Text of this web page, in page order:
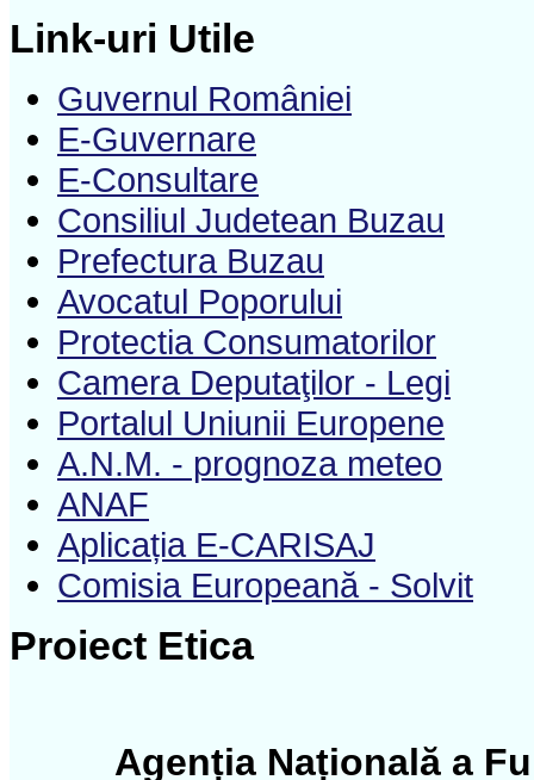
Link-uri Utile
Guvernul României
E-Guvernare
E-Consultare
Consiliul Judetean Buzau
Prefectura Buzau
Avocatul Poporului
Protectia Consumatorilor
Camera Deputaţilor - Legi
Portalul Uniunii Europene
A.N.M. - prognoza meteo
ANAF
Aplicația E-CARISAJ
Comisia Europeană - Solvit
Proiect Etica
Agenția Națională a